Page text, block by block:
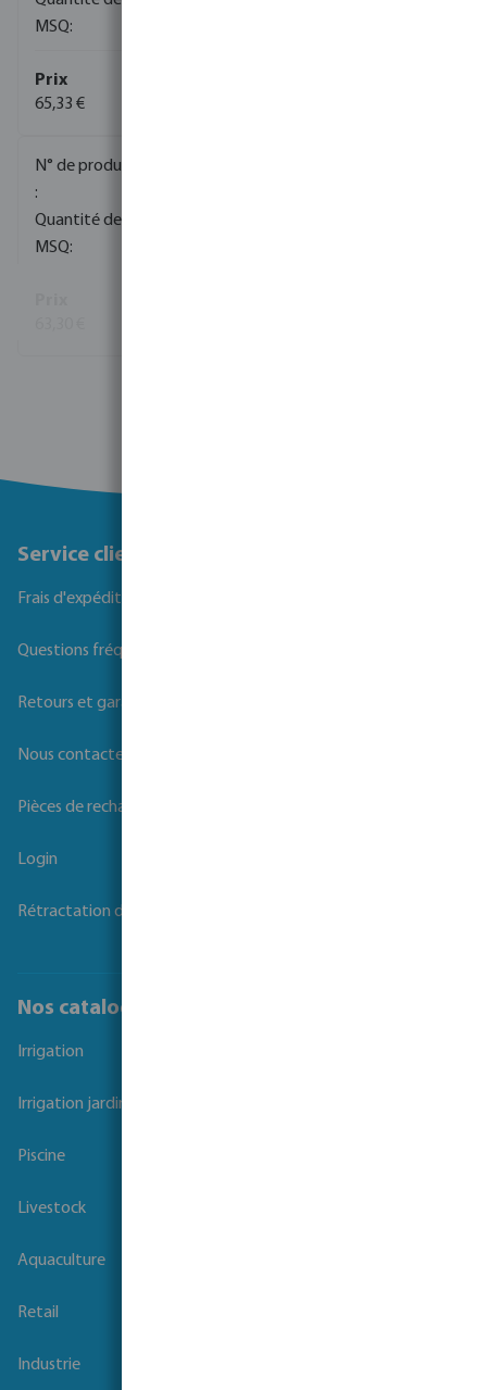
65,33 €
Service client
Frais d'expédition
Questions fréquemment posées
Retours et garanties
Nous contacter
Pièces de rechange
Login
Rétractation du contrat
Nos catalogues
Irrigation
Irrigation jardins et parcs
Piscine
Livestock
Aquaculture
Retail
Industrie